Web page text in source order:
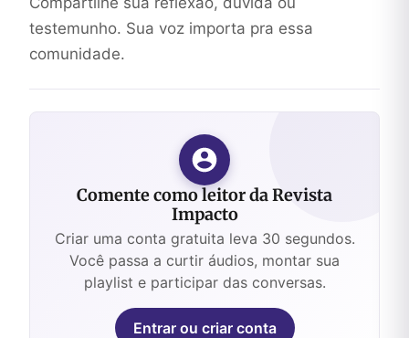
testemunho. Sua voz importa pra essa
comunidade.
Comente como leitor da Revista
Impacto
Criar uma conta gratuita leva 30 segundos.
Você passa a curtir áudios, montar sua
playlist e participar das conversas.
Entrar ou criar conta